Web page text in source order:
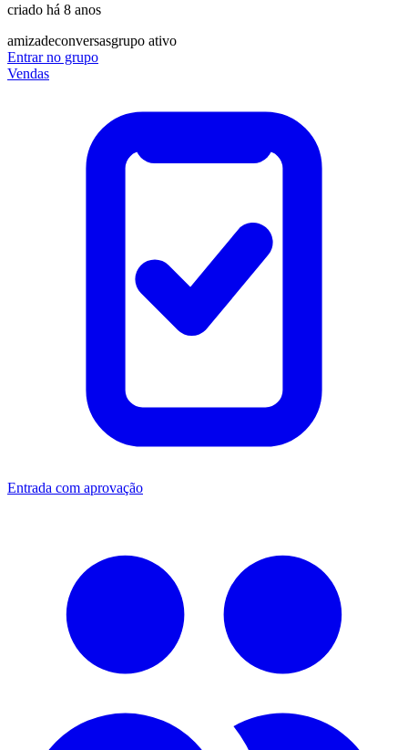
criado há 8 anos
amizadeconversasgrupo ativo
Entrar no grupo
Vendas
Entrada com aprovação